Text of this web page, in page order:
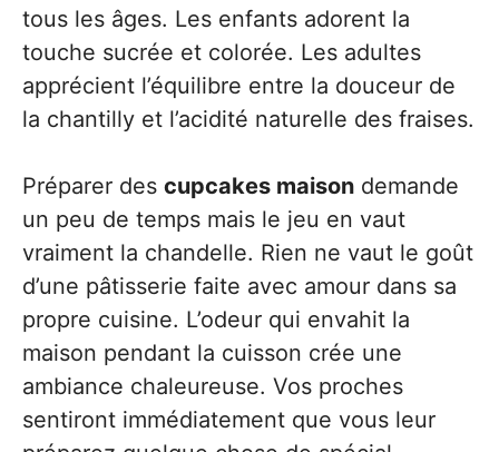
tous les âges. Les enfants adorent la
touche sucrée et colorée. Les adultes
apprécient l’équilibre entre la douceur de
la chantilly et l’acidité naturelle des fraises.
Préparer des cupcakes maison demande
un peu de temps mais le jeu en vaut
vraiment la chandelle. Rien ne vaut le goût
d’une pâtisserie faite avec amour dans sa
propre cuisine. L’odeur qui envahit la
maison pendant la cuisson crée une
ambiance chaleureuse. Vos proches
sentiront immédiatement que vous leur